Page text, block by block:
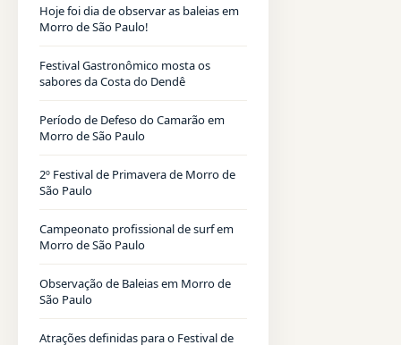
Hoje foi dia de observar as baleias em
Morro de São Paulo!
Festival Gastronômico mosta os
sabores da Costa do Dendê
Período de Defeso do Camarão em
Morro de São Paulo
2º Festival de Primavera de Morro de
São Paulo
Campeonato profissional de surf em
Morro de São Paulo
Observação de Baleias em Morro de
São Paulo
Atrações definidas para o Festival de